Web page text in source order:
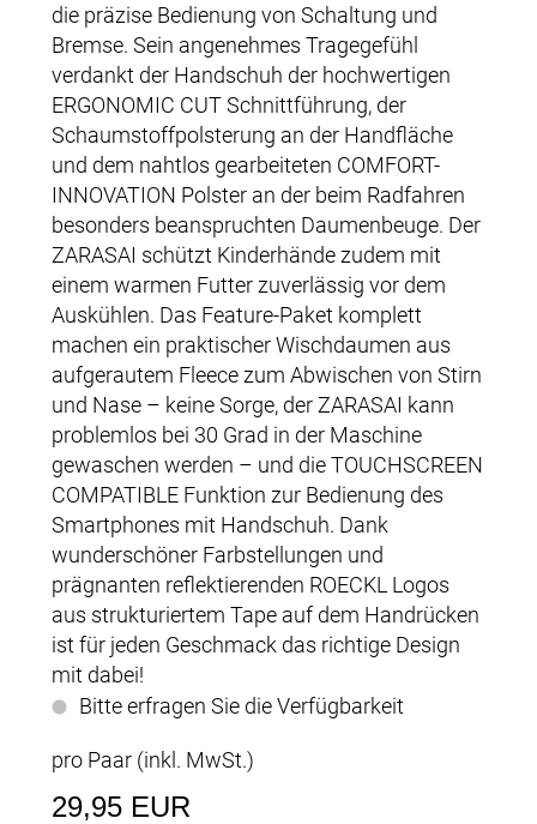
die präzise Bedienung von Schaltung und
Bremse. Sein angenehmes Tragegefühl
verdankt der Handschuh der hochwertigen
ERGONOMIC CUT Schnittführung, der
Schaumstoffpolsterung an der Handfläche
und dem nahtlos gearbeiteten COMFORT-
INNOVATION Polster an der beim Radfahren
besonders beanspruchten Daumenbeuge. Der
ZARASAI schützt Kinderhände zudem mit
einem warmen Futter zuverlässig vor dem
Auskühlen. Das Feature-Paket komplett
machen ein praktischer Wischdaumen aus
aufgerautem Fleece zum Abwischen von Stirn
und Nase – keine Sorge, der ZARASAI kann
problemlos bei 30 Grad in der Maschine
gewaschen werden – und die TOUCHSCREEN
COMPATIBLE Funktion zur Bedienung des
Smartphones mit Handschuh. Dank
wunderschöner Farbstellungen und
prägnanten reflektierenden ROECKL Logos
aus strukturiertem Tape auf dem Handrücken
ist für jeden Geschmack das richtige Design
mit dabei!
Bitte erfragen Sie die Verfügbarkeit
pro Paar (inkl. MwSt.)
29,95 EUR